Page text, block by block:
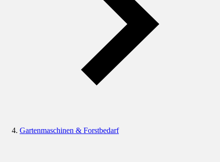
Gartenmaschinen & Forstbedarf